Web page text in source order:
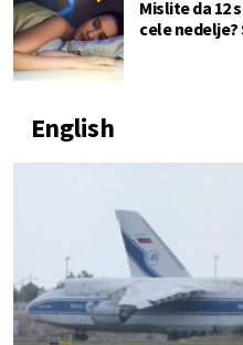
Mislite da 12
cele
English